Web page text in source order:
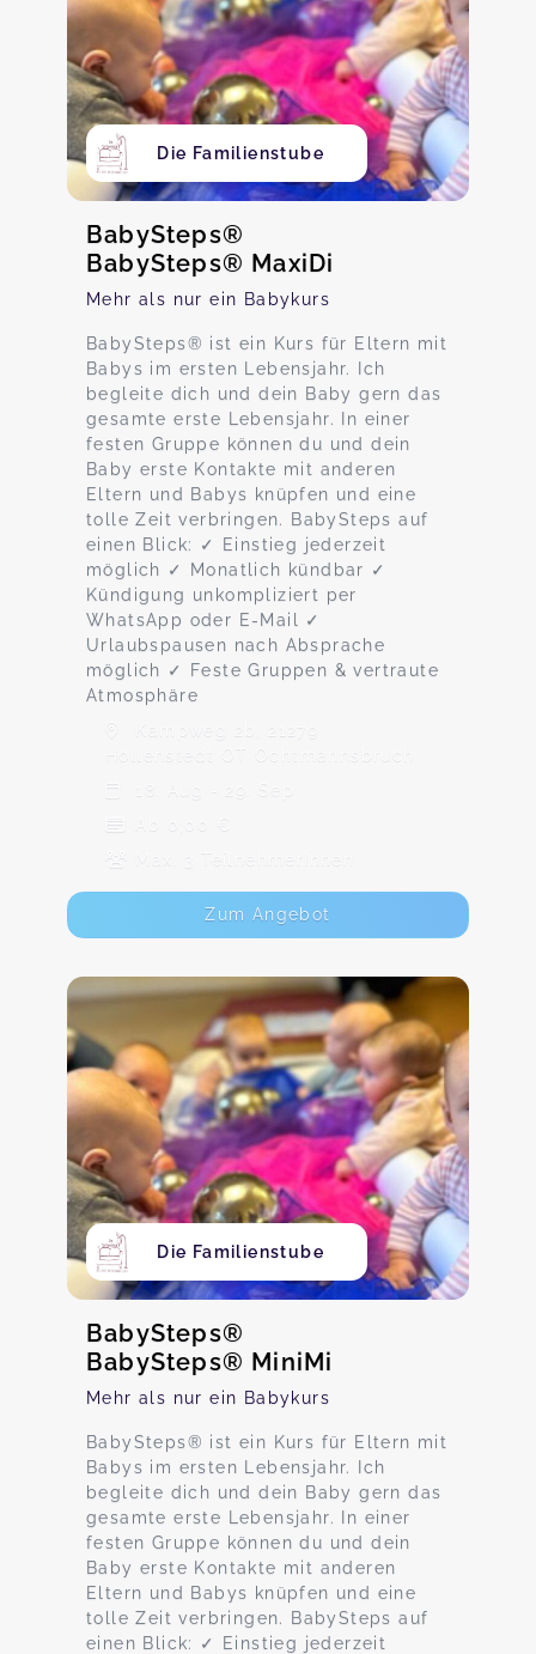
Die Familienstube
BabySteps®
BabySteps® MaxiDi
Mehr als nur ein Babykurs
BabySteps® ist ein Kurs für Eltern mit
Babys im ersten Lebensjahr. Ich
begleite dich und dein Baby gern das
gesamte erste Lebensjahr. In einer
festen Gruppe können du und dein
Baby erste Kontakte mit anderen
Eltern und Babys knüpfen und eine
tolle Zeit verbringen. BabySteps auf
einen Blick: ✓ Einstieg jederzeit
möglich ✓ Monatlich kündbar ✓
Kündigung unkompliziert per
WhatsApp oder E-Mail ✓
Urlaubspausen nach Absprache
möglich ✓ Feste Gruppen & vertraute
Atmosphäre
Kampweg 2b, 21279
Hollenstedt OT Ochtmannsbruch
18. Aug - 29. Sep
Ab 0,00 €
Max. 3 TeilnehmerInnen
Zum Angebot
Die Familienstube
BabySteps®
BabySteps® MiniMi
Mehr als nur ein Babykurs
BabySteps® ist ein Kurs für Eltern mit
Babys im ersten Lebensjahr. Ich
begleite dich und dein Baby gern das
gesamte erste Lebensjahr. In einer
festen Gruppe können du und dein
Baby erste Kontakte mit anderen
Eltern und Babys knüpfen und eine
tolle Zeit verbringen. BabySteps auf
einen Blick: ✓ Einstieg jederzeit